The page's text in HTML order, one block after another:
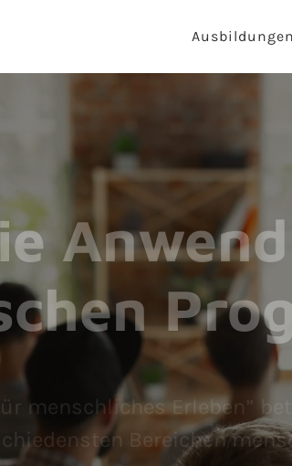
Ausbildungen
menschliches Erleben”
Bereichen